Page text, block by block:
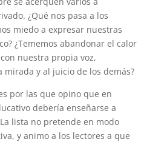
¿Qué nos pasa a los
miedo a expresar nuestras
¿Tememos abandonar el calor
nuestra propia voz,
mirada y al juicio de los demás?
por las que opino que en
debería enseñarse a
lista no pretende en modo
y animo a los lectores a que